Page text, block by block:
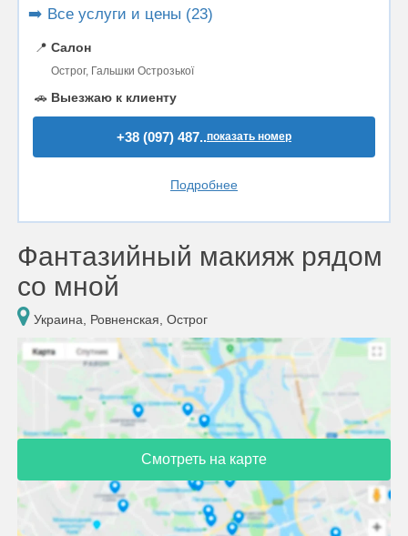
➡️ Все услуги и цены (23)
📍 Салон
Острог, Гальшки Острозької
🚗 Выезжаю к клиенту
+38 (097) 487..показать номер
Подробнее
Фантазийный макияж рядом
со мной
Украина, Ровненская, Острог
Смотреть на карте